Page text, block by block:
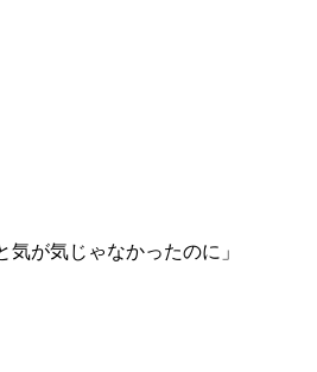
が気じゃなかったのに」